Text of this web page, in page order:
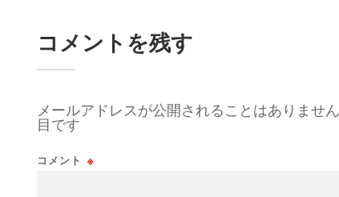
コメントを残す
メールアドレスが公開されることはありません
目です
コメント ※